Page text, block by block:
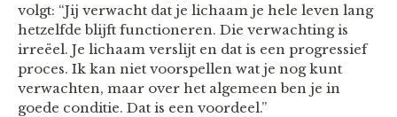
volgt: “Jij verwacht dat je lichaam je hele leven lang
hetzelfde blijft functioneren. Die verwachting is
irreëel. Je lichaam verslijt en dat is een progressief
proces. Ik kan niet voorspellen wat je nog kunt
verwachten, maar over het algemeen ben je in
goede conditie. Dat is een voordeel.”